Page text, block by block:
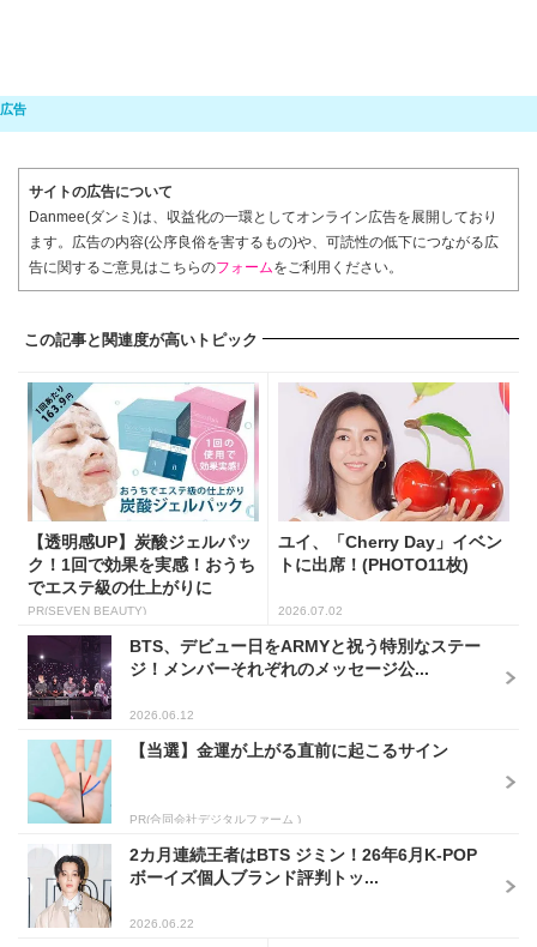
サイトの広告について
Danmee(ダンミ)は、収益化の一環としてオンライン広告を展開しており
ます。広告の内容(公序良俗を害するもの)や、可読性の低下につながる広
告に関するご意見はこちらのフォームをご利用ください。
この記事と関連度が高いトピック
【透明感UP】炭酸ジェルパッ
ク！1回で効果を実感！おうち
でエステ級の仕上がりに
PR(SEVEN BEAUTY)
ユイ、「Cherry Day」イベン
トに出席！(PHOTO11枚)
2026.07.02
BTS、デビュー日をARMYと祝う特別なステー
ジ！メンバーそれぞれのメッセージ公...
2026.06.12
【当選】金運が上がる直前に起こるサイン
PR(合同会社デジタルファーム )
2カ月連続王者はBTS ジミン！26年6月K-POP
ボーイズ個人ブランド評判トッ...
2026.06.22